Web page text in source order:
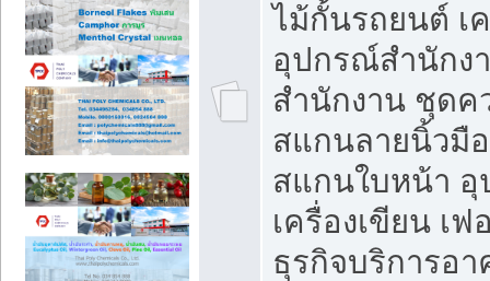
ไม้กั้นรถยนต์ เ
อุปกรณ์สำนักง
สำนักงาน ชุดค
สแกนลายนิ้วมื
สแกนใบหน้า
เครื่องเขียน เ
ธุรกิจบริการอ